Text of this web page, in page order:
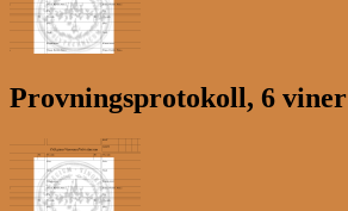
Provningsprotokoll, 6 viner